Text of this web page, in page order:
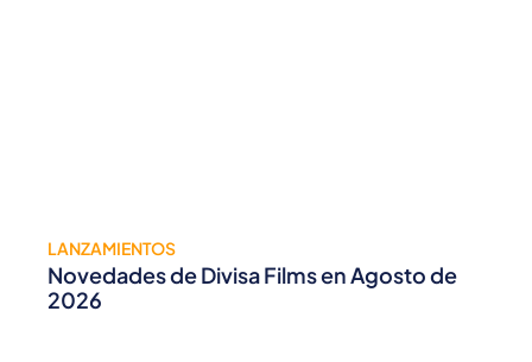
LANZAMIENTOS
Novedades de Divisa Films en Agosto de
2026